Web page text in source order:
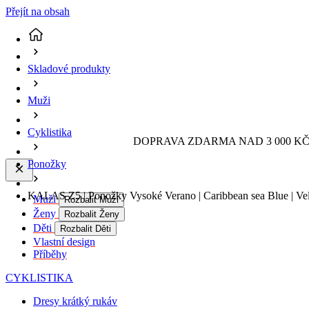
Přejít na obsah
DOPRAVA ZDARMA NAD 3 000
Muži Rozbalit Muži
Ženy Rozbalit Ženy
Děti Rozbalit Děti
Vlastní design
Příběhy
CYKLISTIKA
Dresy krátký rukáv
Skladové produkty
Muži
Cyklistika
Ponožky
KALAS Z5 | Ponožky Vysoké Verano | Caribbean sea Blue |